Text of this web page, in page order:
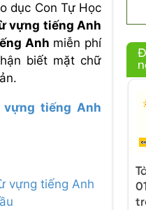
dục Con Tự Học
vựng tiếng Anh
Anh miễn phí
biết mặt chữ
tiếng Anh
vựng tiếng Anh